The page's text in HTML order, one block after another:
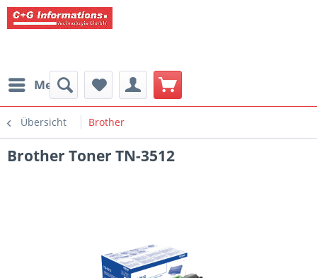
Menü
Übersicht Brother
Brother Toner TN-3512